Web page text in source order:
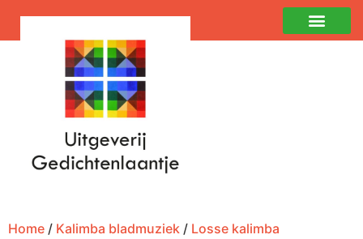
Home / Kalimba bladmuziek / Losse kalimba